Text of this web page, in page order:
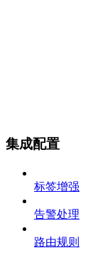
集成配置
标签增强
告警处理
路由规则